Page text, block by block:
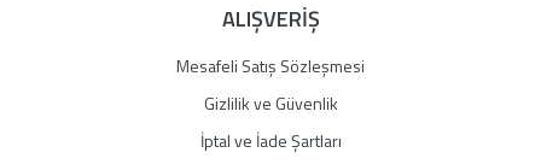
ALIŞVERİŞ
Mesafeli Satış Sözleşmesi
Gizlilik ve Güvenlik
İptal ve İade Şartları